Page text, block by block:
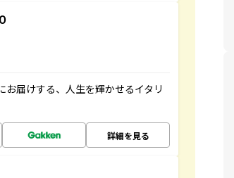
届けする、人生を輝かせるイタリ
詳細を見る